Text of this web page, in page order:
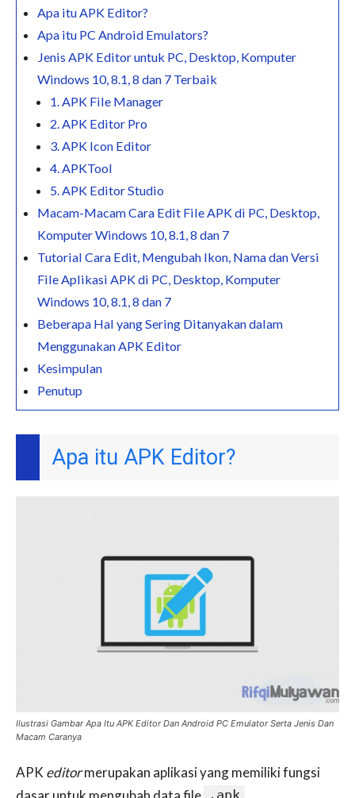
Apa itu APK Editor?
Apa itu PC Android Emulators?
Jenis APK Editor untuk PC, Desktop, Komputer
Windows 10, 8.1, 8 dan 7 Terbaik
1. APK File Manager
2. APK Editor Pro
3. APK Icon Editor
4. APKTool
5. APK Editor Studio
Macam-Macam Cara Edit File APK di PC, Desktop,
Komputer Windows 10, 8.1, 8 dan 7
Tutorial Cara Edit, Mengubah Ikon, Nama dan Versi
File Aplikasi APK di PC, Desktop, Komputer
Windows 10, 8.1, 8 dan 7
Beberapa Hal yang Sering Ditanyakan dalam
Menggunakan APK Editor
Kesimpulan
Penutup
Apa itu APK Editor?
Ilustrasi Gambar Apa Itu APK Editor Dan Android PC Emulator Serta Jenis Dan
Macam Caranya
APK editormerupakan aplikasi yang memiliki fungsi